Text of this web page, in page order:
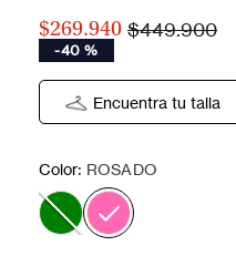
$269.940 $449.900
-40 %
Encuentra tu talla
Color: ROSADO